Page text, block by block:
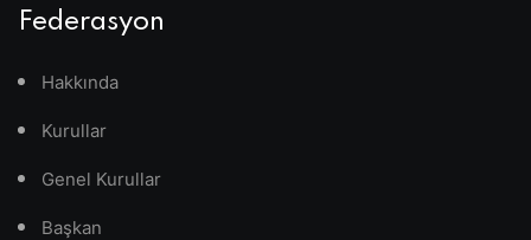
Federasyon
Hakkında
Kurullar
Genel Kurullar
Başkan